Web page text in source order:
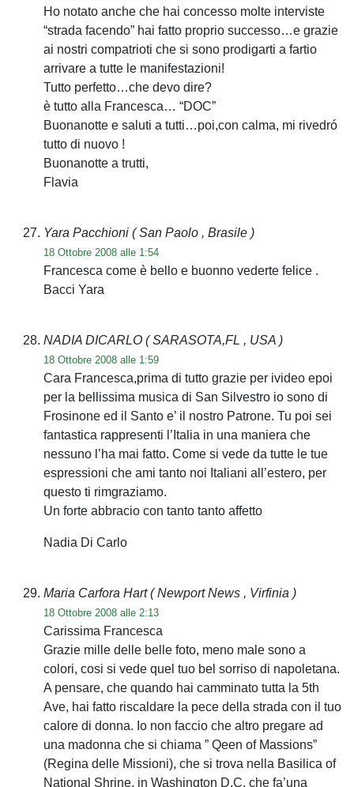
Ho notato anche che hai concesso molte interviste
“strada facendo” hai fatto proprio successo…e grazie
ai nostri compatrioti che si sono prodigarti a fartio
arrivare a tutte le manifestazioni!
Tutto perfetto…che devo dire?
è tutto alla Francesca… “DOC”
Buonanotte e saluti a tutti…poi,con calma, mi rivedró
tutto di nuovo !
Buonanotte a trutti,
Flavia
Yara Pacchioni ( San Paolo , Brasile )
18 Ottobre 2008 alle 1:54
Francesca come è bello e buonno vederte felice .
Bacci Yara
NADIA DICARLO ( SARASOTA,FL , USA )
18 Ottobre 2008 alle 1:59
Cara Francesca,prima di tutto grazie per ivideo epoi
per la bellissima musica di San Silvestro io sono di
Frosinone ed il Santo e’ il nostro Patrone. Tu poi sei
fantastica rappresenti l’Italia in una maniera che
nessuno l’ha mai fatto. Come si vede da tutte le tue
espressioni che ami tanto noi Italiani all’estero, per
questo ti rimgraziamo.
Un forte abbracio con tanto tanto affetto
Nadia Di Carlo
Maria Carfora Hart( Newport News , Virfinia )
18 Ottobre 2008 alle 2:13
Carissima Francesca
Grazie mille delle belle foto, meno male sono a
colori, cosi si vede quel tuo bel sorriso di napoletana.
A pensare, che quando hai camminato tutta la 5th
Ave, hai fatto riscaldare la pece della strada con il tuo
calore di donna. Io non faccio che altro pregare ad
una madonna che si chiama ” Qeen of Massions”
(Regina delle Missioni), che si trova nella Basilica of
National Shrine, in Washington D.C. che fa’una